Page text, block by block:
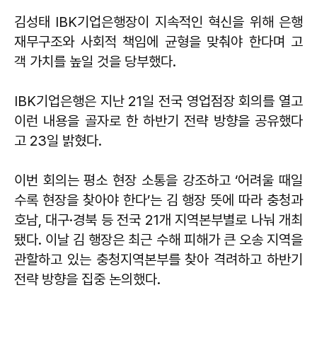
김성태 IBK기업은행장이 지속적인 혁신을 위해 은행
재무구조와 사회적 책임에 균형을 맞춰야 한다며 고
객 가치를 높일 것을 당부했다.
IBK기업은행은 지난 21일 전국 영업점장 회의를 열고
이런 내용을 골자로 한 하반기 전략 방향을 공유했다
고 23일 밝혔다.
이번 회의는 평소 현장 소통을 강조하고 ‘어려울 때일
수록 현장을 찾아야 한다’는 김 행장 뜻에 따라 충청과
호남, 대구·경북 등 전국 21개 지역본부별로 나눠 개최
됐다. 이날 김 행장은 최근 수해 피해가 큰 오송 지역을
관할하고 있는 충청지역본부를 찾아 격려하고 하반기
전략 방향을 집중 논의했다.